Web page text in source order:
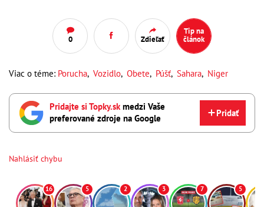
0 Zdieľať
Tip na
článok
Viac o téme: Porucha, Vozidlo, Obete, Púšť, Sahara, Niger
Pridajte si Topky.skmedzi Vaše
preferované zdroje na Google
Pridať
Nahlásiť chybu
16 5 2 3 7 5